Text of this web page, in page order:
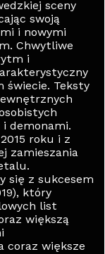
sceny
swoją
i nowymi
Chwytliwe
i
świecie. Teksty
demonami.
roku i z
zamieszania
się z sukcesem
który
list
większą
coraz większe